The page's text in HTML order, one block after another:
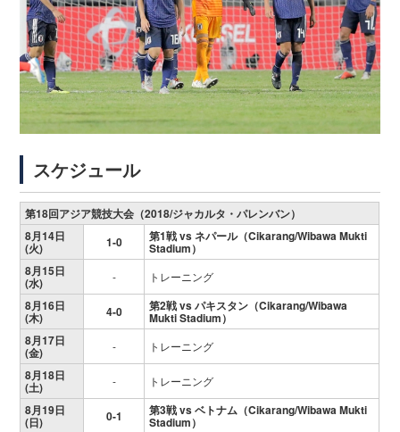
スケジュール
第18回アジア競技大会（2018/ジャカルタ・パレンバン）
8月14日
(火) 1-0 第1戦 vs ネパール（Cikarang/Wibawa Mukti
Stadium）
8月15日
(水) - トレーニング
8月16日
(木) 4-0 第2戦 vs パキスタン（Cikarang/Wibawa
Mukti Stadium）
8月17日
(金) - トレーニング
8月18日
(土) - トレーニング
8月19日
(日) 0-1 第3戦 vs ベトナム（Cikarang/Wibawa Mukti
Stadium）